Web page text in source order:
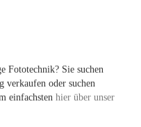
Fototechnik? Sie suchen
verkaufen oder suchen
einfachsten hier über unser